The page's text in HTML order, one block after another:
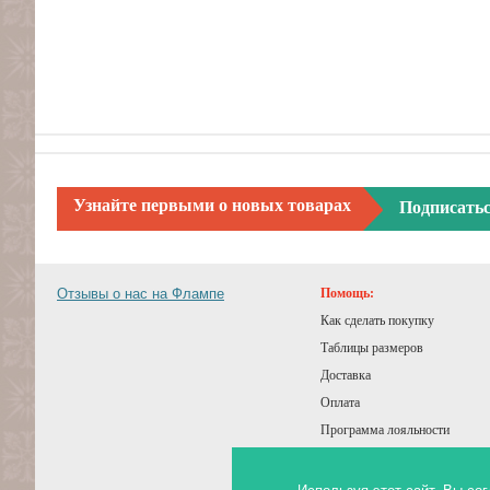
Узнайте первыми о новых товарах
Отзывы о нас на Флампе
Помощь:
Как сделать покупку
Таблицы размеров
Доставка
Оплата
Программа лояльности
Советы покупателям